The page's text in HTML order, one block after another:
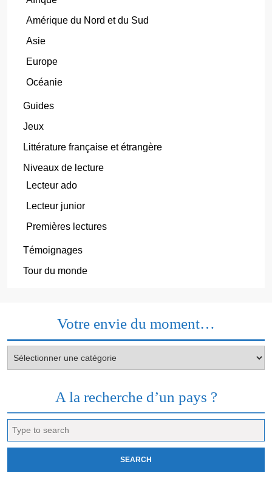
Amérique du Nord et du Sud
Asie
Europe
Océanie
Guides
Jeux
Littérature française et étrangère
Niveaux de lecture
Lecteur ado
Lecteur junior
Premières lectures
Témoignages
Tour du monde
Votre envie du moment…
envie
A la recherche d’un pays ?
for: